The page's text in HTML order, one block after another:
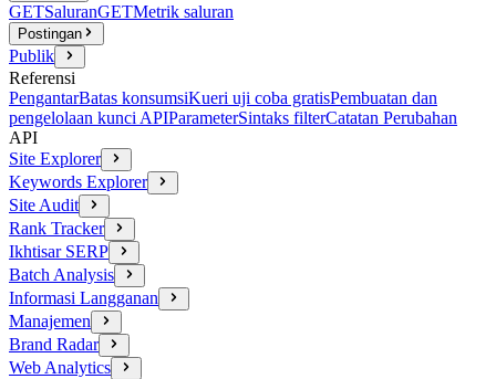
GETSaluranGETMetrik saluran
Postingan
Publik
Referensi
PengantarBatas konsumsiKueri uji coba gratisPembuatan dan
pengelolaan kunci APIParameterSintaks filterCatatan Perubahan
API
Site Explorer
Keywords Explorer
Site Audit
Rank Tracker
Ikhtisar SERP
Batch Analysis
Informasi Langganan
Manajemen
Brand Radar
Web Analytics